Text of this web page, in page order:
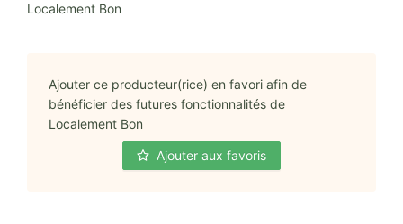
Localement Bon
Ajouter ce producteur(rice) en favori afin de
bénéficier des futures fonctionnalités de
Localement Bon
Ajouter aux favoris